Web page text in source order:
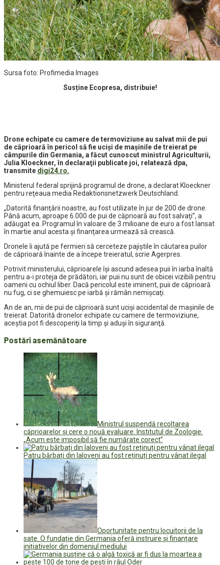
Sursa foto: Profimedia Images
Susține Ecopresa, distribuie!
Drone echipate cu camere de termoviziune au salvat mii de pui
de căprioară în pericol să fie ucişi de maşinile de treierat pe
câmpurile din Germania, a făcut cunoscut ministrul Agriculturii,
Julia Kloeckner, în declaraţii publicate joi, relatează dpa,
transmite digi24.ro.
Ministerul federal sprijină programul de drone, a declarat Kloeckner
pentru reţeaua media Redaktionsnetzwerk Deutschland.
„Datorită finanţării noastre, au fost utilizate în jur de 200 de drone.
Până acum, aproape 6.000 de pui de căprioară au fost salvaţi”, a
adăugat ea. Programul în valoare de 3 milioane de euro a fost lansat
în martie anul acesta şi finanţarea urmează să crească.
Dronele îi ajută pe fermieri să cerceteze pajiştile în căutarea puilor
de căprioară înainte de a începe treieratul, scrie Agerpres.
Potrivit ministerului, căprioarele îşi ascund adesea puii în iarba înaltă
pentru a-i proteja de prădători, iar puii nu sunt de obicei vizibili pentru
oameni cu ochiul liber. Dacă pericolul este iminent, puii de căprioară
nu fug, ci se ghemuiesc pe iarbă şi rămân nemişcaţi.
An de an, mii de pui de căprioară sunt ucişi accidental de maşinile de
treierat. Datorită dronelor echipate cu camere de termoviziune,
aceştia pot fi descoperiţi la timp şi aduşi în siguranţă.
Postări asemănătoare
Ministrul suspendă recoltarea
căprioarelor și cere o nouă evaluare. Institutul de Zoologie:
„Acum este imposibil să fie numărate corect”
Patru bărbați din Ialoveni au fost reținuți pentru vânat ilegal
Oportunitate pentru locuitorii de la
sate. O fundație din Germania oferă instruire și finanțare
inițiativelor din domeniul mediului